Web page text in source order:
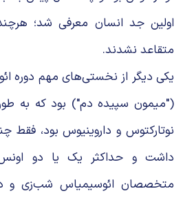
اولین جد انسان معرفی شد؛
متقاعد نشدند.
یکی دیگر از نخستی‌های مهم دوره
("میمون سپیده دم") بود که به
نوتارکتوس و داروینیوس بود، فقط
داشت و حداکثر یک یا دو
متخصصان ائوسیمیاس شب‌زی و